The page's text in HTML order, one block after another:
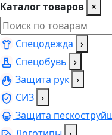
Каталог товаров ×
Спецодежда ›
Спецобувь ›
Защита рук ›
СИЗ ›
Защита